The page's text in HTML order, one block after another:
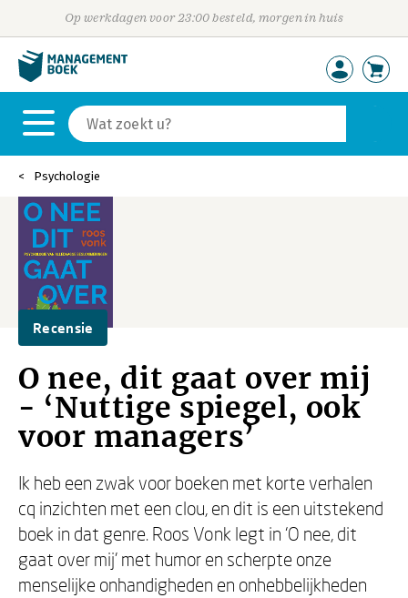
Op werkdagen voor 23:00 besteld, morgen in huis
Psychologie
Recensie
O nee, dit gaat over mij
- ‘Nuttige spiegel, ook
voor managers’
Ik heb een zwak voor boeken met korte verhalen
cq inzichten met een clou, en dit is een uitstekend
boek in dat genre. Roos Vonk legt in ‘O nee, dit
gaat over mij’ met humor en scherpte onze
menselijke onhandigheden en onhebbelijkheden